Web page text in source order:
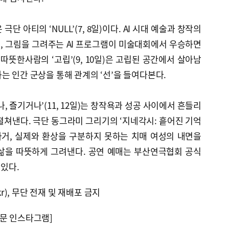
단 아티의 ‘NULL’(7, 8일)이다. AI 시대 예술과 창작의
림을 그려주는 AI 프로그램이 미술대회에서 우승하면
뜻한사람의 ‘고립’(9, 10일)은 고립된 공간에서 살아남
인간 군상을 통해 관계의 ‘선’을 들여다본다.
, 즐기거나’(11, 12일)는 창작욕과 성공 사이에서 흔들리
낸다. 극단 동그라미 그리기의 ‘지네각시: 흩어진 기억
, 실제와 환상을 구분하지 못하는 치매 여성의 내면을
따뜻하게 그려낸다. 공연 예매는 부산연극협회 공식
다.
무단 전재 및 재배포 금지
인스타그램]